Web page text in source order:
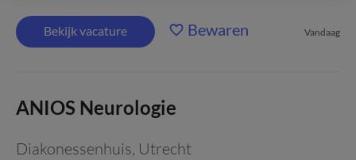
Bekijk vacature Bewaren Vandaag
ANIOS Neurologie
Diakonessenhuis, Utrecht